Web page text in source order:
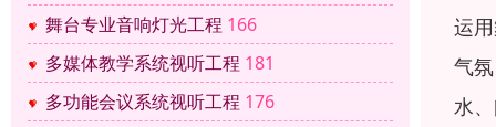
舞台专业音响灯光工程 166
多媒体教学系统视听工程 181
多功能会议系统视听工程 176
运
气
水